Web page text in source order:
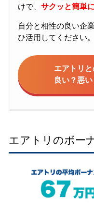
けで、 サクッと簡単
自分と相性の良い企
ひ活用してください。
エアトリ
良い？悪
エアトリのボー